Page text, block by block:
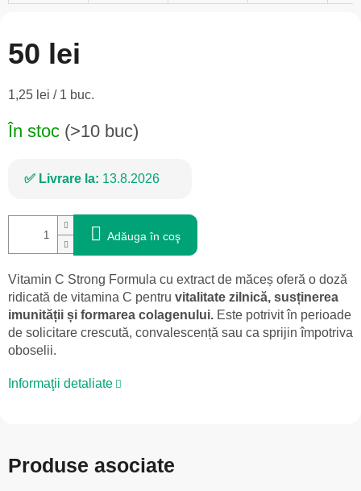
50 lei
Evaluare
1,25 lei / 1 buc.
În stoc (>10 buc)
Livrare la: 13.8.2026
Adăuga în coş
Vitamin C Strong Formula cu extract de măceș oferă o doză
ridicată de vitamina C pentru vitalitate zilnică, susținerea
imunității și formarea colagenului. Este potrivit în perioade
de solicitare crescută, convalescență sau ca sprijin împotriva
oboselii.
Informaţii detaliate
Produse asociate